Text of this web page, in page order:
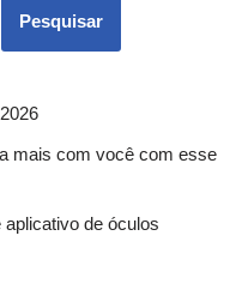
Pesquisar
mais com você com esse
de óculos